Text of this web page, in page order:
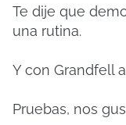
Te dije que
una rutina.
Y con Grandfell
Pruebas, nos